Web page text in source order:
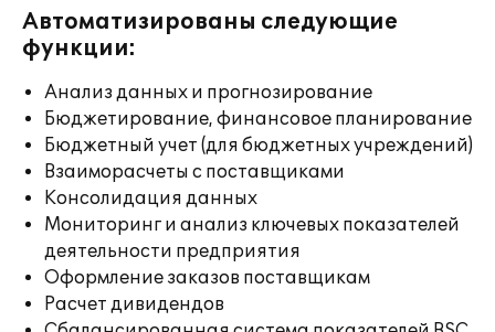
Автоматизированы следующие
функции:
Анализ данных и прогнозирование
Бюджетирование, финансовое планирование
Бюджетный учет (для бюджетных учреждений)
Взаиморасчеты с поставщиками
Консолидация данных
Мониторинг и анализ ключевых показателей
деятельности предприятия
Оформление заказов поставщикам
Расчет дивидендов